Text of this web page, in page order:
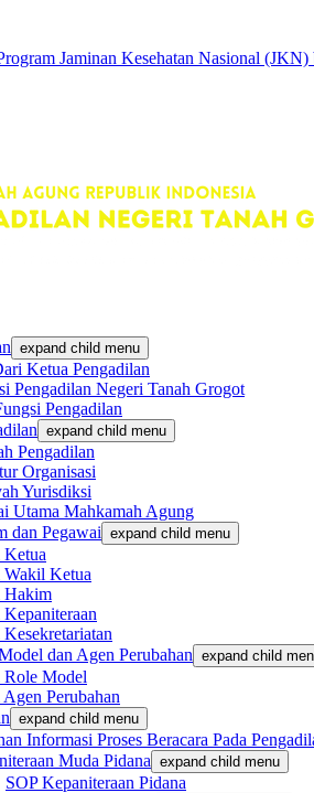
Jaminan Kesehatan Nasional
Senin, 3 Agustus 2026
expand child menu
Ketua Pengadilan
Pengadilan Negeri Tanah Grogot
Pengadilan
expand child menu
Pengadilan
Organisasi
Yurisdiksi
Utama Mahkamah Agung
dan Pegawai expand child menu
Ketua
Hakim
dan Agen Perubahan expand child
Model
Perubahan
expand child menu
Informasi Proses Beracara Pada
Muda Pidana expand child menu
SOP Kepaniteraan Pidana